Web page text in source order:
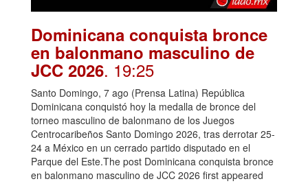
Dominicana conquista bronce
en balonmano masculino de
JCC 2026. 19:25
Santo Domingo, 7 ago (Prensa Latina) República
Dominicana conquistó hoy la medalla de bronce del
torneo masculino de balonmano de los Juegos
Centrocaribeños Santo Domingo 2026, tras derrotar 25-
24 a México en un cerrado partido disputado en el
Parque del Este.The post Dominicana conquista bronce
en balonmano masculino de JCC 2026 first appeared